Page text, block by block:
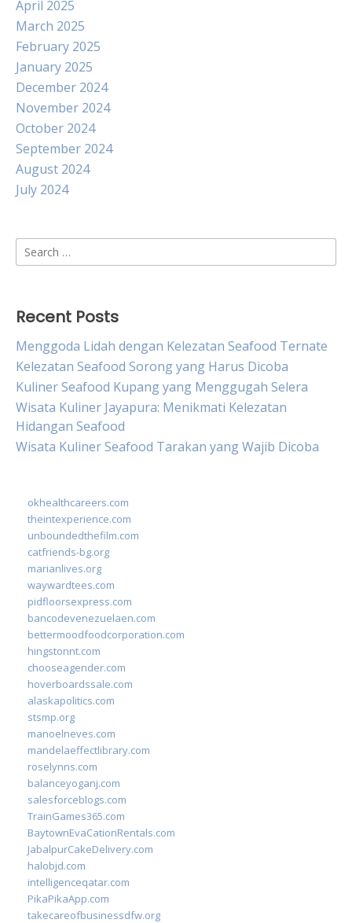
April 2025
March 2025
February 2025
January 2025
December 2024
November 2024
October 2024
September 2024
August 2024
July 2024
Search
for:
Recent Posts
Menggoda Lidah dengan Kelezatan Seafood Ternate
Kelezatan Seafood Sorong yang Harus Dicoba
Kuliner Seafood Kupang yang Menggugah Selera
Wisata Kuliner Jayapura: Menikmati Kelezatan
Hidangan Seafood
Wisata Kuliner Seafood Tarakan yang Wajib Dicoba
okhealthcareers.com
theintexperience.com
unboundedthefilm.com
catfriends-bg.org
marianlives.org
waywardtees.com
pidfloorsexpress.com
bancodevenezuelaen.com
bettermoodfoodcorporation.com
hingstonnt.com
chooseagender.com
hoverboardssale.com
alaskapolitics.com
stsmp.org
manoelneves.com
mandelaeffectlibrary.com
roselynns.com
balanceyoganj.com
salesforceblogs.com
TrainGames365.com
BaytownEvaCationRentals.com
JabalpurCakeDelivery.com
halobjd.com
intelligenceqatar.com
PikaPikaApp.com
takecareofbusinessdfw.org